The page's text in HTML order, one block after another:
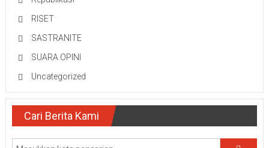
RISET
SASTRANITE
SUARA OPINI
Uncategorized
Cari Berita Kami